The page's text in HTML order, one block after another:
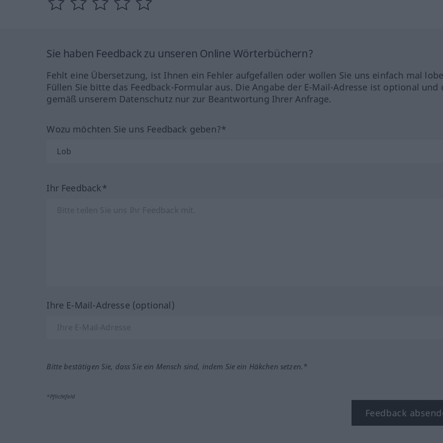
Sie haben Feedback zu unseren Online Wörterbüchern?
Fehlt eine Übersetzung, ist Ihnen ein Fehler aufgefallen oder wollen Sie uns einfach mal
Füllen Sie bitte das Feedback-Formular aus. Die Angabe der E-Mail-Adresse ist optional und
gemäß unserem Datenschutz nur zur Beantwortung Ihrer Anfrage.
Wozu möchten Sie uns Feedback geben?*
Ihr Feedback*
Ihre E-Mail-Adresse (optional)
Bitte bestätigen Sie, dass Sie ein Mensch sind, indem Sie ein Häkchen setzen.*
*Pflichtfeld
Feedback